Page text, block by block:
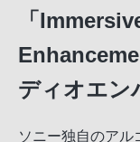
「
ディオエン
ソニー独自のアル